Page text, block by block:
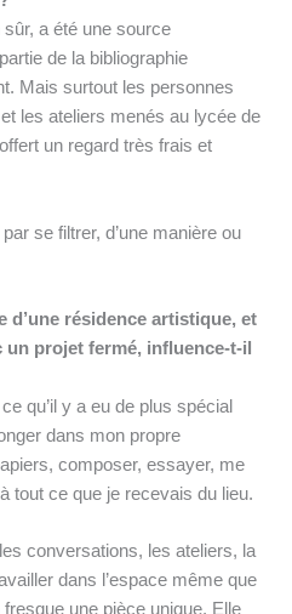
a été une source
de la bibliographie
Mais surtout les personnes
les ateliers menés au lycée de
un regard très frais et
se filtrer, d’une manière ou
d’une résidence artistique, et
un projet fermé, influence-t-il
qu’il y a eu de plus spécial
dans mon propre
composer, essayer, me
tout ce que je recevais du lieu.
conversations, les ateliers, la
dans l’espace même que
fresque une pièce unique. Elle